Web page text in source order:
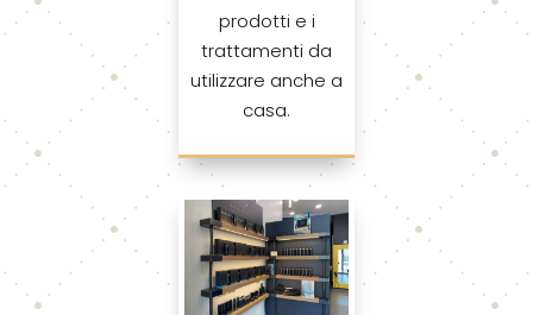
prodotti e i
trattamenti da
utilizzare anche a
casa.